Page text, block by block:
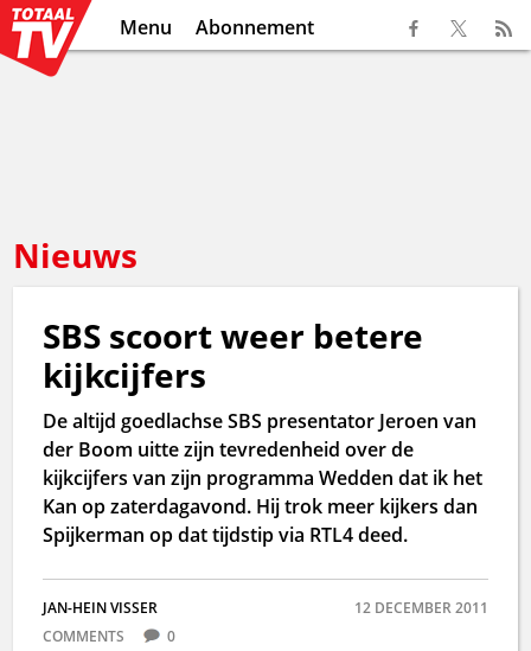
Menu Abonnement
Nieuws
SBS scoort weer betere
kijkcijfers
De altijd goedlachse SBS presentator Jeroen van
der Boom uitte zijn tevredenheid over de
kijkcijfers van zijn programma Wedden dat ik het
Kan op zaterdagavond. Hij trok meer kijkers dan
Spijkerman op dat tijdstip via RTL4 deed.
JAN-HEIN VISSER
12 DECEMBER 2011
COMMENTS
0